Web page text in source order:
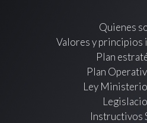
Quienes
Valores y principios
Plan
Plan
Ley
Instructivos